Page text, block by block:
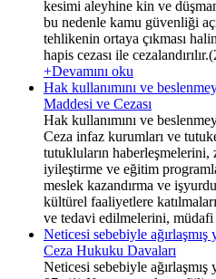
kesimi aleyhine kin ve
bu nedenle kamu güvenliği
tehlikenin ortaya çıkması
hapis cezası ile
+Devamını oku
Hak kullanımını ve
Maddesi ve Cezası
Hak kullanımını ve
Ceza infaz kurumları ve
tutukluların
iyileştirme ve eğitim
meslek kazandırma ve
kültürel faaliyetlere
ve tedavi edilmelerini, müdafi
Neticesi sebebiyle ağırlaşmış
Ceza Hukuku Davaları
Neticesi sebebiyle